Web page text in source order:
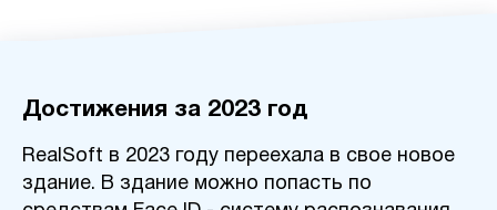
Достижения за 2023 год
RealSoft в 2023 году переехала в свое новое
здание. В здание можно попасть по